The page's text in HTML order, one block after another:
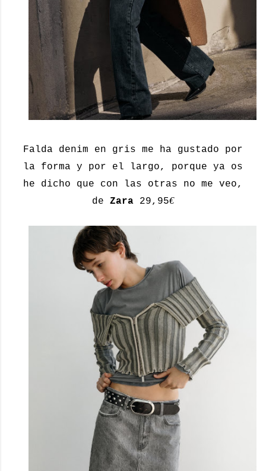
Falda denim en gris me ha gustado por
la forma y por el largo, porque ya os
he dicho que con las otras no me veo,
de Zara 29,95€